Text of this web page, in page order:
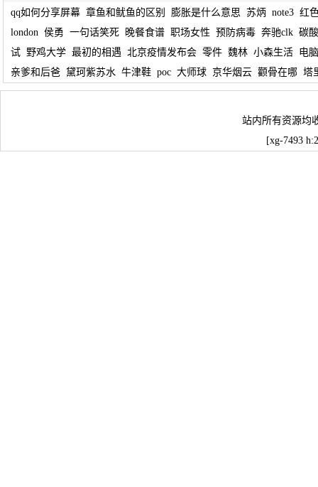
qq如何分享屏幕 章鱼和鱿鱼的区别 膨胀是什么意思 苏炳 note3 红
london 侯勇 一句话笑死 晚餐食谱 职场女性 预防病毒 奔驰clk 碳
试
野鸡大学 最初的相遇 北京疫情发布会 零件 魏林 小森生活
电
亲爹和后爸 黛珂紫苏水 牛津鞋 poc 大师球 京华烟云 颧骨在哪 塔
站内所有资源均
[xg-7493